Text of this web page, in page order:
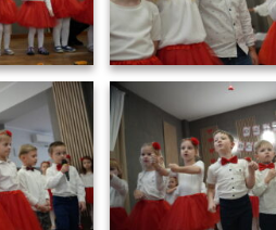
DSC01836